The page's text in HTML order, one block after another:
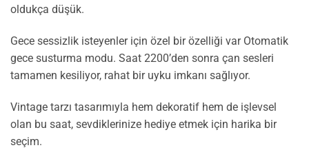
oldukça düşük.
Gece sessizlik isteyenler için özel bir özelliği var Otomatik
gece susturma modu. Saat 2200’den sonra çan sesleri
tamamen kesiliyor, rahat bir uyku imkanı sağlıyor.
Vintage tarzı tasarımıyla hem dekoratif hem de işlevsel
olan bu saat, sevdiklerinize hediye etmek için harika bir
seçim.